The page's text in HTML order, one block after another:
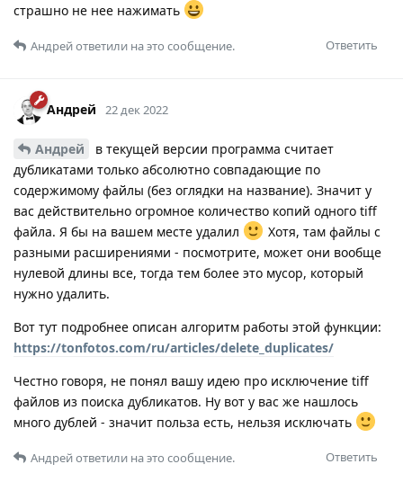
страшно не нее нажимать
Ответить
Андрейответили на это сообщение.
Андрей 22 дек 2022
Андрей
в текущей версии программа считает
дубликатами только абсолютно совпадающие по
содержимому файлы (без оглядки на название). Значит у
вас действительно огромное количество копий одного tiff
файла. Я бы на вашем месте удалил
Хотя, там файлы с
разными расширениями - посмотрите, может они вообще
нулевой длины все, тогда тем более это мусор, который
нужно удалить.
Вот тут подробнее описан алгоритм работы этой функции:
https://tonfotos.com/ru/articles/delete_duplicates/
Честно говоря, не понял вашу идею про исключение tiff
файлов из поиска дубликатов. Ну вот у вас же нашлось
много дублей - значит польза есть, нельзя исключать
Ответить
Андрейответили на это сообщение.